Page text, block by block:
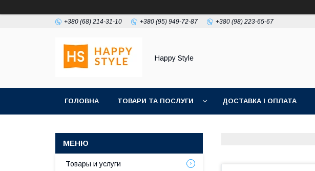
+380 (68) 214-31-10 +380 (95) 949-72-87 +380 (98) 223-65-67
Happy Style
ГОЛОВНА ТОВАРИ ТА ПОСЛУГИ ДОСТАВКА І ОПЛАТА
Товары и услуги